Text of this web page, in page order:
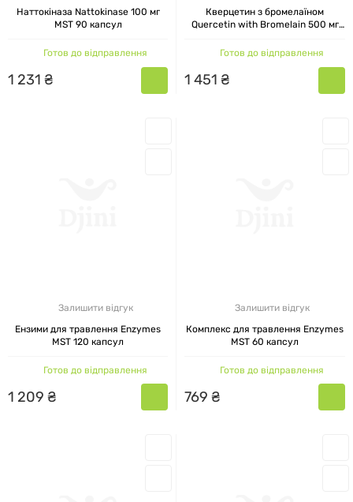
Наттокіназа Nattokinase 100 мг
MST 90 капсул
Готов до відправлення
1 231 ₴
Кверцетин з бромелаїном
Quercetin with Bromelain 500 мг
Готов до відправлення
1 451 ₴
Залишити відгук
Ензими для травлення Enzymes
MST 120 капсул
Готов до відправлення
1 209 ₴
Залишити відгук
Комплекс для травлення Enzymes
MST 60 капсул
Готов до відправлення
769 ₴